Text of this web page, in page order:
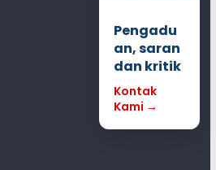
Pengadu
an, saran
dan kritik
Kontak
Kami →